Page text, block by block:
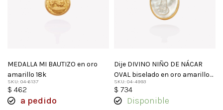
MEDALLA MI BAUTIZO en oro
amarillo 18k
SKU: 04-6137
$ 462
a pedido
Dije DIVINO NIÑO DE NÁCAR
OVAL biselado en oro amarillo
18k
SKU: 04-4993
$ 734
Disponible